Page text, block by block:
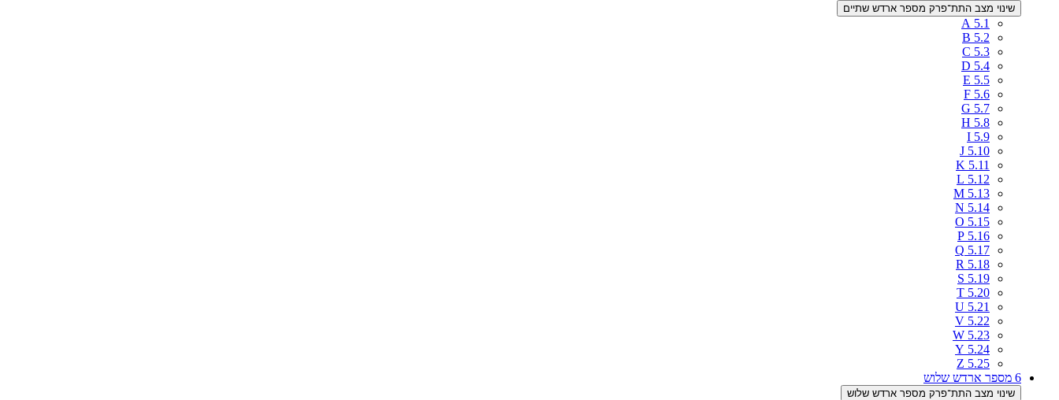
שינוי מצב התת־פרק מספר ארדש שתיים
5.1
A
5.2
B
5.3
C
5.4
D
5.5
E
5.6
F
5.7
G
5.8
H
5.9
I
5.10
J
5.11
K
5.12
L
5.13
M
5.14
N
5.15
O
5.16
P
5.17
Q
5.18
R
5.19
S
5.20
T
5.21
U
5.22
V
5.23
W
5.24
Y
5.25
Z
6 מספר ארדש שלוש
שינוי מצב התת־פרק מספר ארדש שלוש